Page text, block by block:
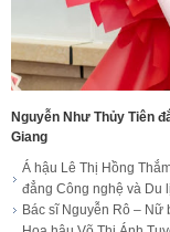
Nguyễn Như Thủy Tiên
Giang
Á hậu Lê Thị Hồng
đẳng Công nghệ và Du
Bác sĩ Nguyễn Rô –